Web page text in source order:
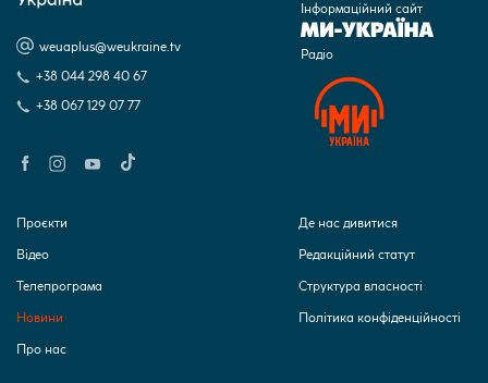
Інформаційний сайт
Радіо
weuaplus@weukraine.tv
+38 044 298 40 67
+38 067 129 07 77
Проєкти
Відео
Телепрограма
Новини
Про нас
Де нас дивитися
Редакційний статут
Структура власності
Політика конфіденційності